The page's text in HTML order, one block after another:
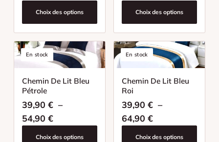
Choix des options Choix des options
En stock
Chemin De Lit Bleu
Pétrole
39,90 € –
54,90 €Plage de prix : 39,90 € à 54,90 €
Choix des options
En stock
Chemin De Lit Bleu
Roi
39,90 € –
64,90 €Plage de prix :
Choix des options